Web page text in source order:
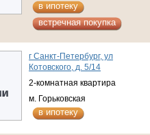
в ипотеку
встречная покупка
г Санкт-Петербург, ул
Котовского, д. 5/14
2-комнатная квартира
м. Горьковская
в ипотеку